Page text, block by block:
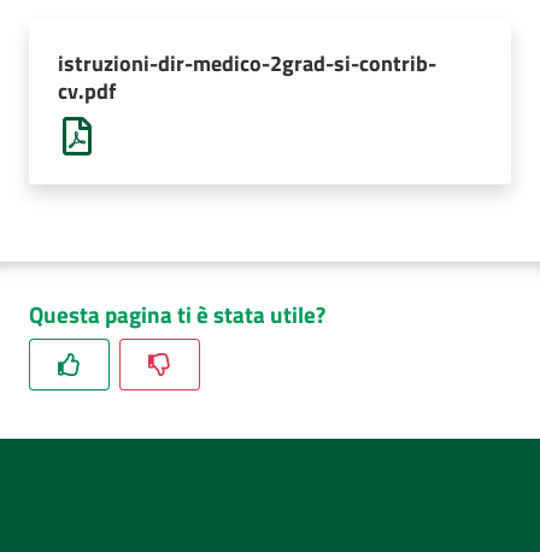
istruzioni-dir-medico-2grad-si-contrib-
cv.pdf
Questa pagina ti è stata utile?